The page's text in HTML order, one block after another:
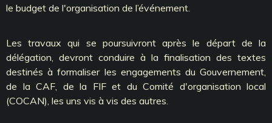
le budget de l'organisation de l’événement.
Les travaux qui se poursuivront après le départ de la
délégation, devront conduire à la finalisation des textes
destinés à formaliser les engagements du Gouvernement,
de la CAF, de la FIF et du Comité d'organisation local
(COCAN), les uns vis à vis des autres.